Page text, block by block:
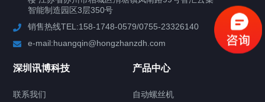
行业案例
联系我们
关于我们
智能制造园区3层350号
销售热线TEL:158-1748-0579/0755-23326140
e-mail:huangqin@hongzhanzdh.com
深圳讯博科技
联系我们
产品中心
自动螺丝机